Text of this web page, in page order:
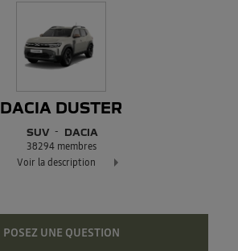
DACIA DUSTER
SUV DACIA
38294membres
Voir la description
POSEZ UNE QUESTION